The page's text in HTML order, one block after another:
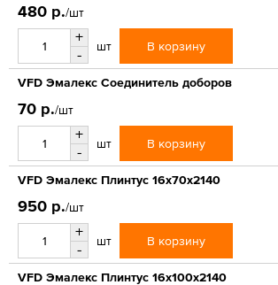
480 р./шт
+
-
шт В корзину
VFD Эмалекс Соединитель доборов
70 р./шт
+
-
шт В корзину
VFD Эмалекс Плинтус 16x70x2140
950 р./шт
+
-
шт В корзину
VFD Эмалекс Плинтус 16x100x2140